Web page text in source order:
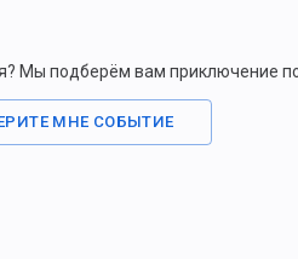
Мы подберём вам приключение
МНЕ СОБЫТИЕ